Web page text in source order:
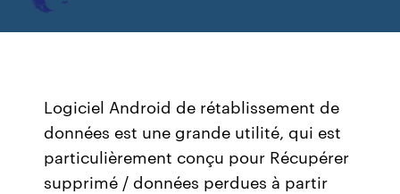
Logiciel Android de rétablissement de
données est une grande utilité, qui est
particulièrement conçu pour Récupérer
supprimé / données perdues à partir